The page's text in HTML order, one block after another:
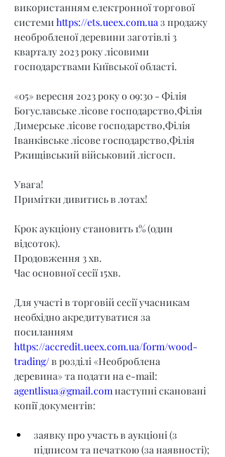
використанням електронної торгової
системи https://ets.ueex.com.ua з продажу
необробленої деревини заготівлі 3
кварталу 2023 року лісовими
господарствами Київської області.
«05» вересня 2023 року о 09:30 - Філія
Богуславське лісове господарство,Філія
Димерське лісове господарство,Філія
Іванківське лісове господарство,Філія
Ржищівський військовий лісгосп.
Увага!
Примітки дивитись в лотах!
Крок аукціону становить 1% (один
відсоток).
Продовження 3 хв.
Час основної сесії 15хв.
Для участі в торговій сесії учасникам
необхідно акредитуватися за
посиланням
https://accredit.ueex.com.ua/form/wood-
trading/ в розділі «Необроблена
деревина» та подати на e-mail:
agentlisua@gmail.com наступні скановані
копії документів:
заявку про участь в аукціоні (з
підписом та печаткою (за наявності);